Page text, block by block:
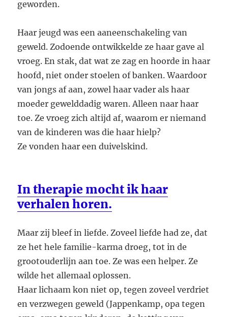
geworden.
Haar jeugd was een aaneenschakeling van
geweld. Zodoende ontwikkelde ze haar gave al
vroeg. En stak, dat wat ze zag en hoorde in haar
hoofd, niet onder stoelen of banken. Waardoor
van jongs af aan, zowel haar vader als haar
moeder gewelddadig waren. Alleen naar haar
toe. Ze vroeg zich altijd af, waarom er niemand
van de kinderen was die haar hielp?
Ze vonden haar een duivelskind.
In therapie mocht ik haar
verhalen horen.
Maar zij bleef in liefde. Zoveel liefde had ze, dat
ze het hele familie-karma droeg, tot in de
grootouderlijn aan toe. Ze was een helper. Ze
wilde het allemaal oplossen.
Haar lichaam kon niet op, tegen zoveel verdriet
en verzwegen geweld (Jappenkamp, opa tegen